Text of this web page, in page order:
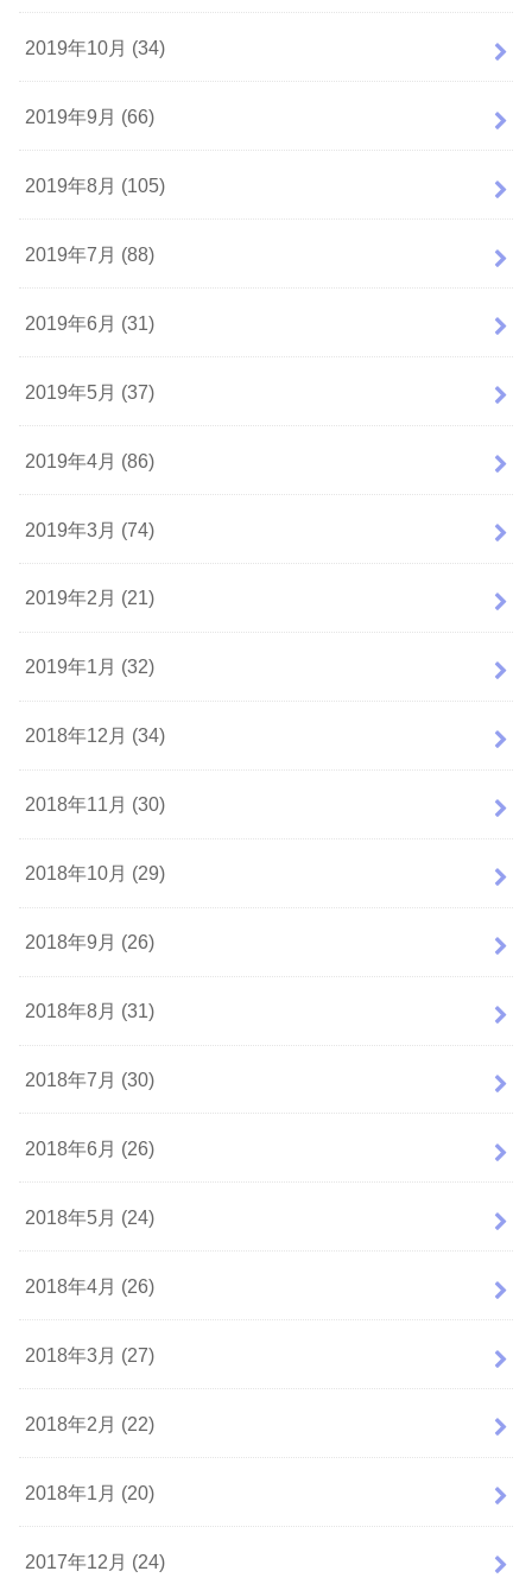
2019年10月 (34)
2019年9月 (66)
2019年8月 (105)
2019年7月 (88)
2019年6月 (31)
2019年5月 (37)
2019年4月 (86)
2019年3月 (74)
2019年2月 (21)
2019年1月 (32)
2018年12月 (34)
2018年11月 (30)
2018年10月 (29)
2018年9月 (26)
2018年8月 (31)
2018年7月 (30)
2018年6月 (26)
2018年5月 (24)
2018年4月 (26)
2018年3月 (27)
2018年2月 (22)
2018年1月 (20)
2017年12月 (24)